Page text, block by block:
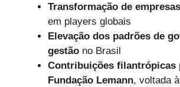
Transformação de
em players globais
Elevação dos padrões de
gestão no Brasil
Contribuições filantrópicas
Fundação Lemann, voltada